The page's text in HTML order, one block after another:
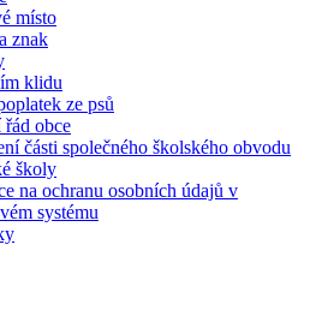
místo
znak
klidu
ze psů
řád obce
části společného školského obvodu
školy
na ochranu osobních údajů v
systému